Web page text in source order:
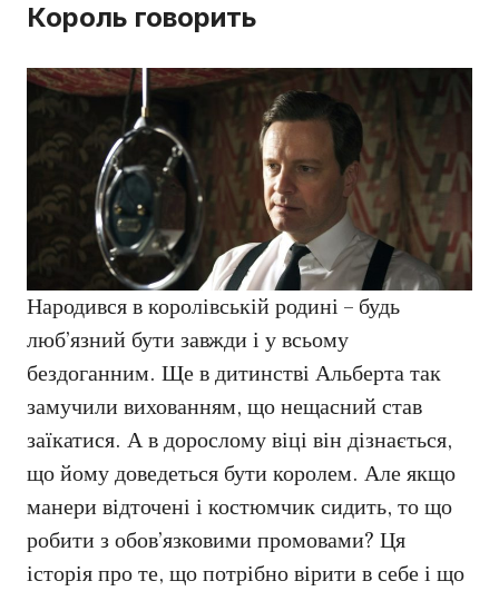
Король говорить
Народився в королівській родині – будь
люб’язний бути завжди і у всьому
бездоганним. Ще в дитинстві Альберта так
замучили вихованням, що нещасний став
заїкатися. А в дорослому віці він дізнається,
що йому доведеться бути королем. Але якщо
манери відточені і костюмчик сидить, то що
робити з обов’язковими промовами? Ця
історія про те, що потрібно вірити в себе і що